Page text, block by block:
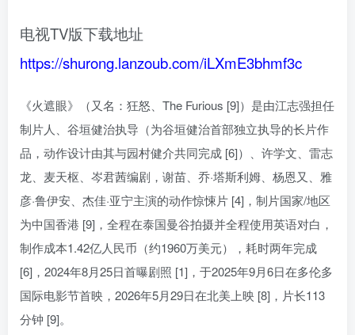
电视TV版下载地址
https://shurong.lanzoub.com/iLXmE3bhmf3c
《火遮眼》（又名：狂怒、The Furious [9]）是由江志强担任
制片人、谷垣健治执导（为谷垣健治首部独立执导的长片作
品，动作设计由其与园村健介共同完成 [6]）、许学文、雷志
龙、麦天枢、岑君茜编剧，谢苗、乔·塔斯利姆、杨恩又、雅
彦·鲁伊安、杰佳·亚宁主演的动作惊悚片 [4]，制片国家/地区
为中国香港 [9]，全程在泰国曼谷拍摄并全程使用英语对白，
制作成本1.42亿人民币（约1960万美元），耗时两年完成
[6]，2024年8月25日首曝剧照 [1]，于2025年9月6日在多伦多
国际电影节首映，2026年5月29日在北美上映 [8]，片长113
分钟 [9]。